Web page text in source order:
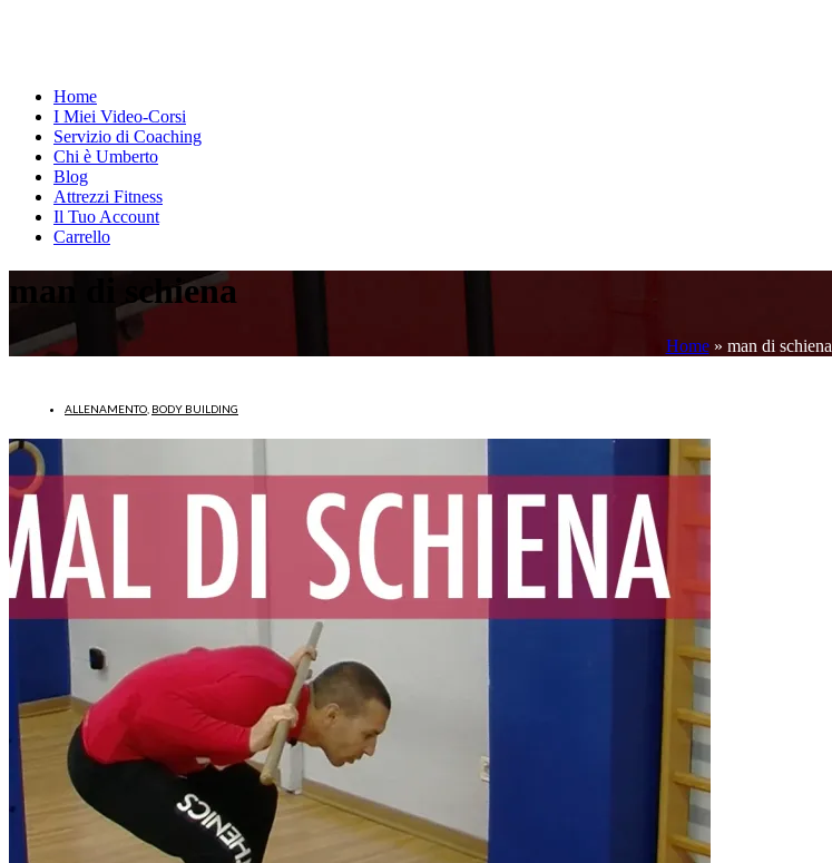
Home
I Miei Video-Corsi
Servizio di Coaching
Chi è Umberto
Blog
Attrezzi Fitness
Il Tuo Account
Carrello
man di schiena
Home» man di schiena
ALLENAMENTO BODY BUILDING